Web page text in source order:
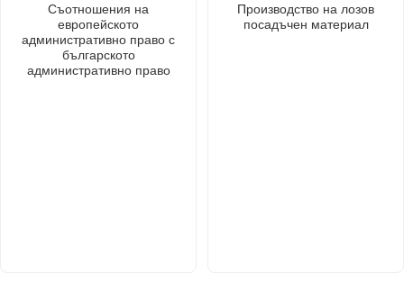
Съотношения на
европейското
административно право с
българското
административно право
Производство на лозов
посадъчен материал